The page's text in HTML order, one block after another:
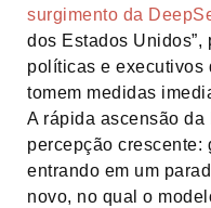
surgimento da
dos Estados
políticas e executivos
tomem medidas
A rápida ascensão
percepção crescente:
entrando em um
novo, no qual o